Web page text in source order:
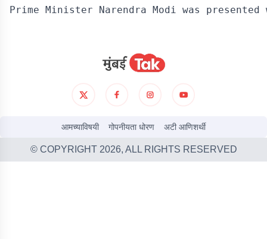
आमच्याविषयी गोपनीयता धोरण अटी आणिशर्थी
© COPYRIGHT 2026, ALL RIGHTS RESERVED